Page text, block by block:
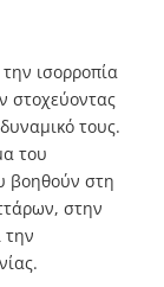
ισορροπία
στοχεύοντας
τους.
του
βοηθούν στη
στην
την